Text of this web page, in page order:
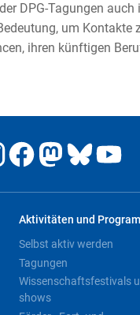
DPG-Tagungen
um Kontakte
ihren künftigen
Aktivitäten und
Selbst aktiv werden
Tagungen
Wissenschaftsfestivals
shows